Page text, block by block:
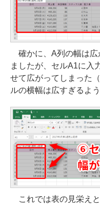
確かに、A列の幅は広
ましたが、セルA1に入
せて広がってしまった
ルの横幅は広すぎるよ
これでは表の見栄えと